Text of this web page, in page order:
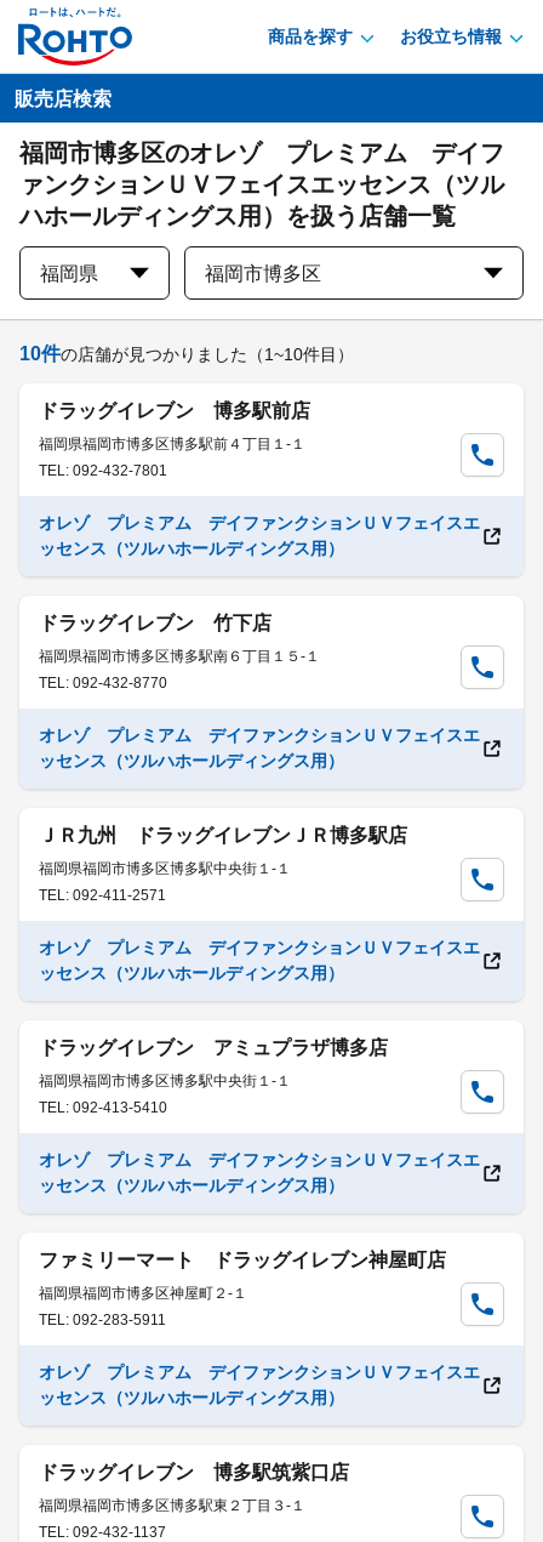
商品を探す お役立ち情報
販売店検索
福岡市博多区のオレゾ プレミアム デイフ
ァンクションＵＶフェイスエッセンス（ツル
ハホールディングス用）を扱う店舗一覧
福岡県 福岡市博多区
10件の店舗が見つかりました （1~10件目）
ドラッグイレブン 博多駅前店
福岡県福岡市博多区博多駅前４丁目１-１
TEL: 092-432-7801
オレゾ プレミアム デイファンクションＵＶフェイスエ
ッセンス（ツルハホールディングス用）
ドラッグイレブン 竹下店
福岡県福岡市博多区博多駅南６丁目１５-１
TEL: 092-432-8770
オレゾ プレミアム デイファンクションＵＶフェイスエ
ッセンス（ツルハホールディングス用）
ＪＲ九州 ドラッグイレブンＪＲ博多駅店
福岡県福岡市博多区博多駅中央街１-１
TEL: 092-411-2571
オレゾ プレミアム デイファンクションＵＶフェイスエ
ッセンス（ツルハホールディングス用）
ドラッグイレブン アミュプラザ博多店
福岡県福岡市博多区博多駅中央街１-１
TEL: 092-413-5410
オレゾ プレミアム デイファンクションＵＶフェイスエ
ッセンス（ツルハホールディングス用）
ファミリーマート ドラッグイレブン神屋町店
福岡県福岡市博多区神屋町２-１
TEL: 092-283-5911
オレゾ プレミアム デイファンクションＵＶフェイスエ
ッセンス（ツルハホールディングス用）
ドラッグイレブン 博多駅筑紫口店
福岡県福岡市博多区博多駅東２丁目３-１
TEL: 092-432-1137